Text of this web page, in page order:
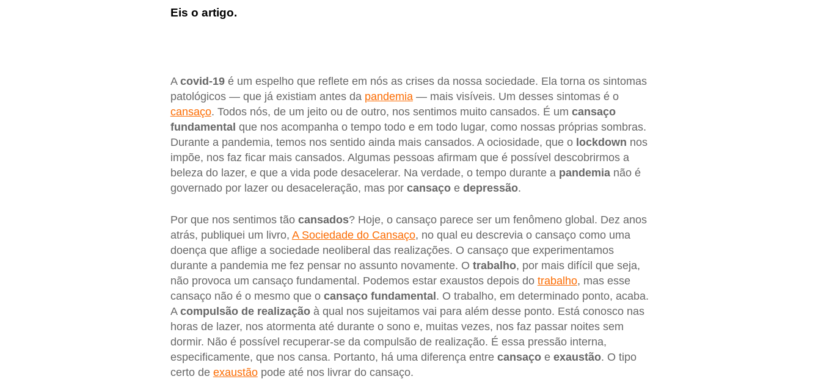
Eis o artigo.
A covid-19é um espelho que reflete em nós as crises da nossa sociedade. Ela torna os sintomas
patológicos — que já existiam antes da pandemia— mais visíveis. Um desses sintomas é o
cansaço. Todos nós, de um jeito ou de outro, nos sentimos muito cansados. É um cansaço
fundamental que nos acompanha o tempo todo e em todo lugar, como nossas próprias sombras.
Durante a pandemia, temos nos sentido ainda mais cansados. A ociosidade, que o lockdown nos
impõe, nos faz ficar mais cansados. Algumas pessoas afirmam que é possível descobrirmos a
beleza do lazer, e que a vida pode desacelerar. Na verdade, o tempo durante a pandemianão é
governado por lazer ou desaceleração, mas por cansaçoe depressão.
Por que nos sentimos tão cansados? Hoje, o cansaço parece ser um fenômeno global. Dez anos
atrás, publiquei um livro, A Sociedade do Cansaço, no qual eu descrevia o cansaço como uma
doença que aflige a sociedade neoliberal das realizações. O cansaço que experimentamos
durante a pandemia me fez pensar no assunto novamente. O trabalho, por mais difícil que seja,
não provoca um cansaço fundamental. Podemos estar exaustos depois do trabalho, mas esse
cansaço não é o mesmo que o cansaço fundamental. O trabalho, em determinado ponto, acaba.
A compulsão de realizaçãoà qual nos sujeitamos vai para além desse ponto. Está conosco nas
horas de lazer, nos atormenta até durante o sono e, muitas vezes, nos faz passar noites sem
dormir. Não é possível recuperar-se da compulsão de realização. É essa pressão interna,
especificamente, que nos cansa. Portanto, há uma diferença entre cansaçoe exaustão. O tipo
certo de exaustãopode até nos livrar do cansaço.